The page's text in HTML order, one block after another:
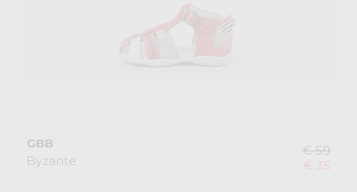
GBB
Byzante
€ 59
€ 35